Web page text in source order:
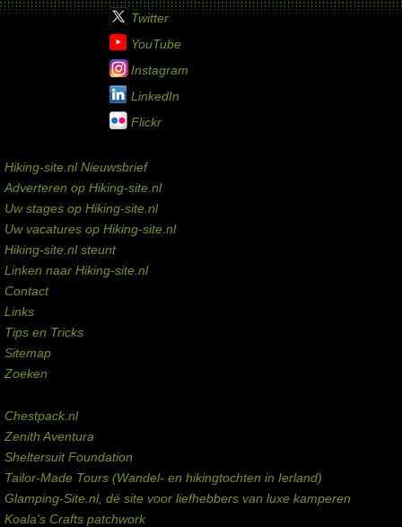
Twitter
YouTube
Instagram
LinkedIn
Flickr
Hiking-site.nl Nieuwsbrief
Adverteren op Hiking-site.nl
Uw stages op Hiking-site.nl
Uw vacatures op Hiking-site.nl
Hiking-site.nl steunt
Linken naar Hiking-site.nl
Contact
Links
Tips en Tricks
Sitemap
Zoeken
Chestpack.nl
Zenith Aventura
Sheltersuit Foundation
Tailor-Made Tours (Wandel- en hikingtochten in Ierland)
Glamping-Site.nl, dé site voor liefhebbers van luxe kamperen
Koala's Crafts patchwork